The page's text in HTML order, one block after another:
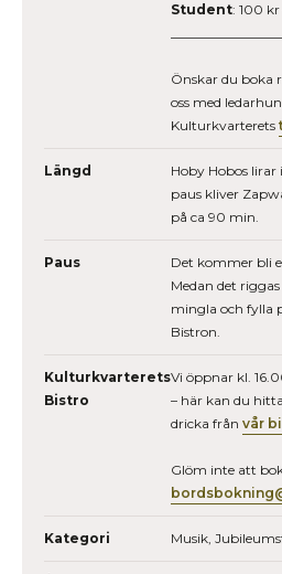
Student: 100 kr
Önskar du boka
oss med
Kulturkvarterets
Längd
Hoby Hobos lirar
paus kliver
på ca 90 min.
Paus
Det kommer bli
Medan det
mingla och fylla
Bistron.
Kulturkvarterets
Bistro
Vi öppnar kl.
– här kan du
dricka från vår
Glöm inte att
Kategori Musik,